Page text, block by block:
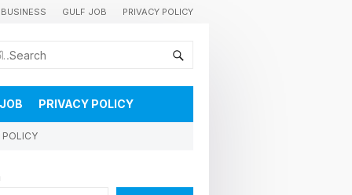
BUSINESS GULF JOB PRIVACY POLICY
കുവൈറ്റിലെ വാർത്തകളും വിശേഷങ്ങളും തൽസമയം അറിയാൻ
PRIVACY POLICY
POLICY